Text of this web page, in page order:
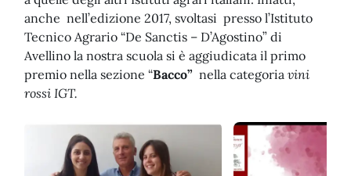
anche nell’edizione 2017, svoltasi presso l’Istituto
Tecnico Agrario “De Sanctis – D’Agostino” di
Avellino la nostra scuola si è aggiudicata il primo
premio nella sezione “Bacco” nella categoria vini
rossi IGT.